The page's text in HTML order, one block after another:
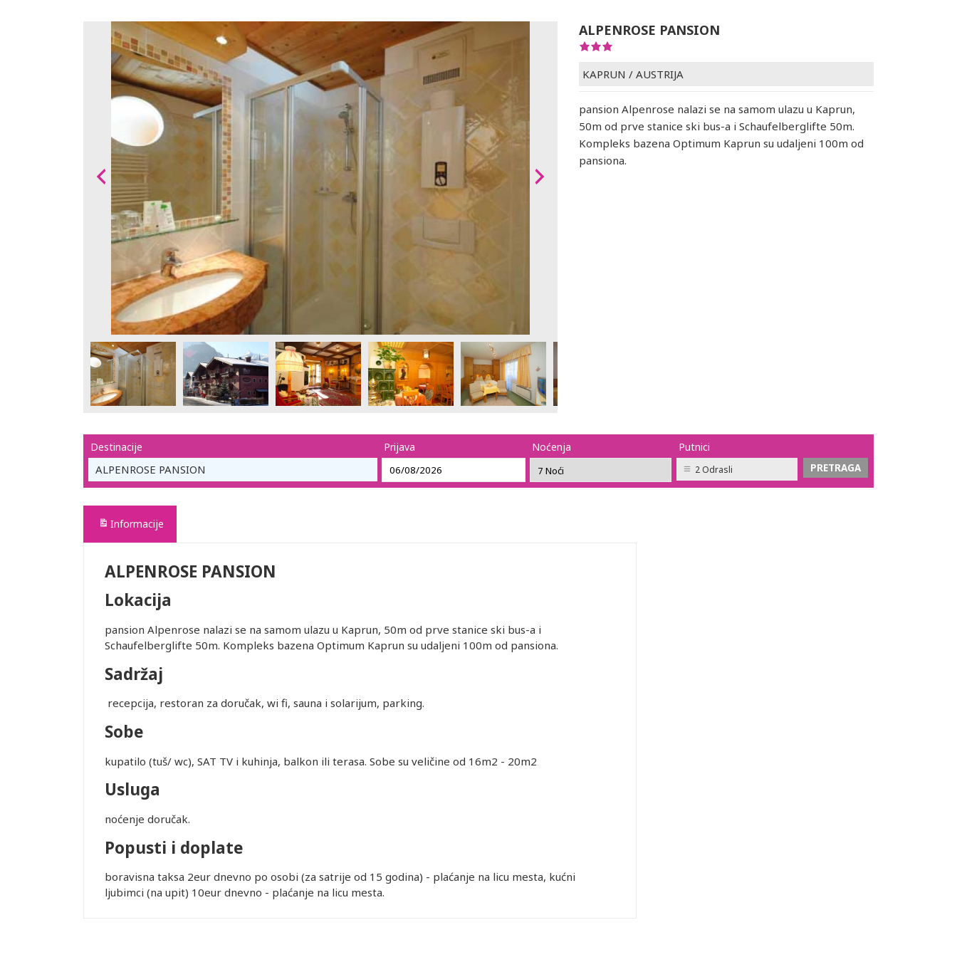
ALPENROSE PANSION
KAPRUN / AUSTRIJA
pansion Alpenrose nalazi se na samom ulazu u Kaprun,
50m od prve stanice ski bus-a i Schaufelberglifte 50m.
Kompleks bazena Optimum Kaprun su udaljeni 100m od
pansiona.
Destinacije
ALPENROSE PANSION
Prijava Noćenja Putnici
2 Odrasli
Informacije
ALPENROSE PANSION
Lokacija
pansion Alpenrose nalazi se na samom ulazu u Kaprun, 50m od prve stanice ski bus-a i
Schaufelberglifte 50m. Kompleks bazena Optimum Kaprun su udaljeni 100m od pansiona.
Sadržaj
recepcija, restoran za doručak, wi fi, sauna i solarijum, parking.
Sobe
kupatilo (tuš/ wc), SAT TV i kuhinja, balkon ili terasa. Sobe su veličine od 16m2 - 20m2
Usluga
noćenje doručak.
Popusti i doplate
boravisna taksa 2eur dnevno po osobi (za satrije od 15 godina) - plaćanje na licu mesta, kućni
ljubimci (na upit) 10eur dnevno - plaćanje na licu mesta.